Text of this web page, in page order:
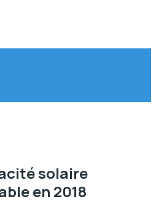
solaire
en 2018